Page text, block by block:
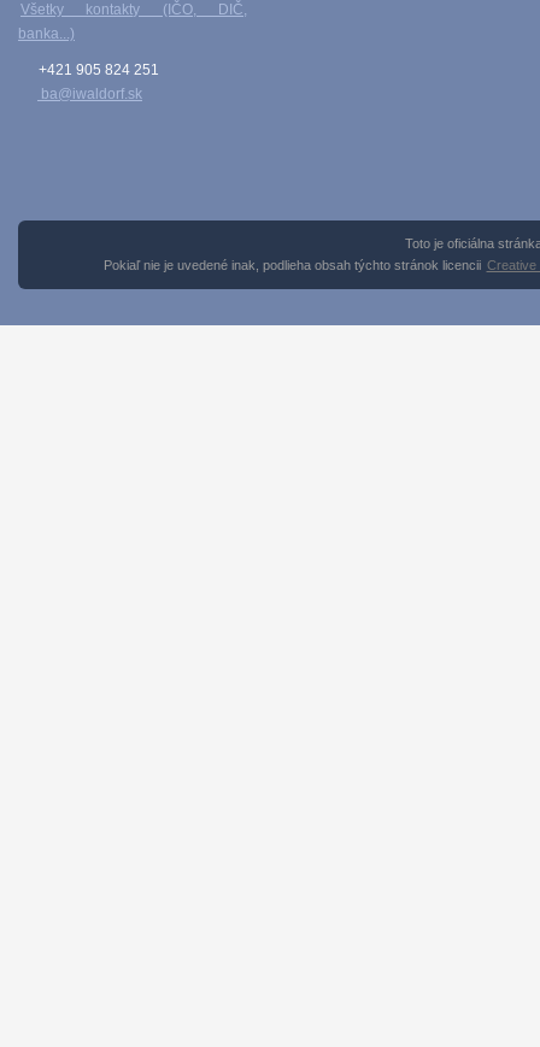
Všetky kontakty (IČO, DIČ,
banka...)
+421 905 824 251
ba@iwaldorf.sk
Toto je oficiálna
Pokiaľ nie je uvedené inak, podlieha obsah týchto stránok licencii Creative